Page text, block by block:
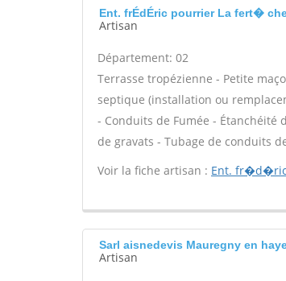
Ent. frÉdÉric pourrier La fert�
Artisan
Département: 02
Terrasse tropézienne - Petite
septique (installation ou
- Conduits de Fumée - Étanchéité
de gravats - Tubage de conduits
Voir la fiche artisan : Ent.
Sarl aisnedevis Mauregny en
Artisan